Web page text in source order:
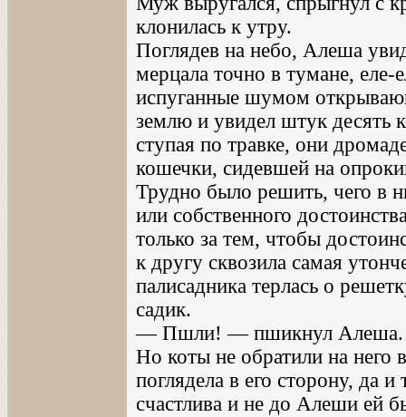
клонилась к утру.
Поглядев на небо, Алеша
мерцала точно в тумане, еле-
испуганные шумом
землю и увидел штук десять
ступая по травке, они
кошечки, сидевшей на
Трудно было решить, чего в
или собственного
только за тем, чтобы
к другу сквозила самая
палисадника терлась о
садик.
— Пшли! — пшикнул
Но коты не обратили на него
поглядела в его сторону, да
счастлива и не до Алеши ей